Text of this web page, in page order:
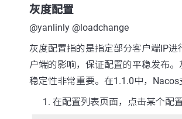
灰度配置
@yanlinly @loadchange
灰度配置指的是指定部分客户端IP
户端的影响，保证配置的平稳发布
稳定性非常重要。在1.1.0中，
在配置列表页面，点击某个配置